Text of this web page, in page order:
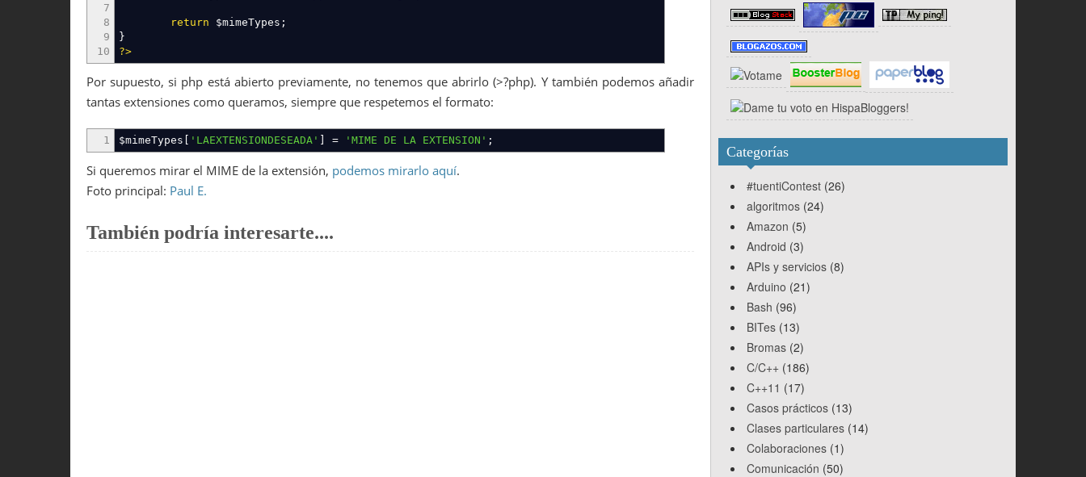
7
8
9
10
return $mimeTypes ;
}
?>
Por supuesto, si php está abierto previamente, no tenemos que abrirlo (>?php). Y también podemos añadir
tantas extensiones como queramos, siempre que respetemos el formato:
1 $mimeTypes 'LAEXTENSIONDESEADA' = 'MIME DE LA EXTENSION' ;
Si queremos mirar el MIME de la extensión, podemos mirarlo aquí.
Foto principal: Paul E.
También podría interesarte....
Categorías
#tuentiContest (26)
algoritmos (24)
Amazon (5)
Android (3)
APIs y servicios (8)
Arduino (21)
Bash (96)
BITes (13)
Bromas (2)
C/C++ (186)
C++11 (17)
Casos prácticos (13)
Clases particulares (14)
Colaboraciones (1)
Comunicación (50)